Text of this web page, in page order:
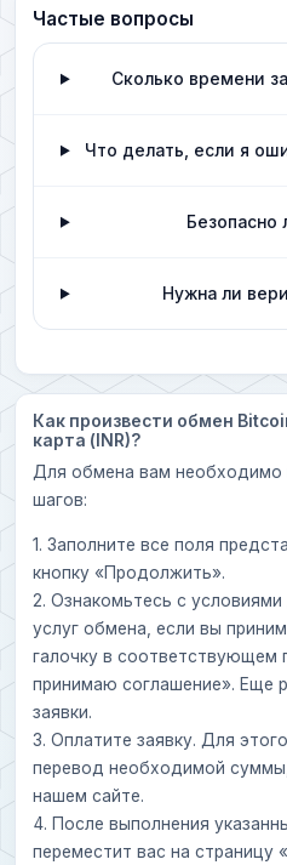
Частые вопросы
Сколько времени
Что делать, если я
Безопасно
Нужна ли
Как произвести обмен
карта (INR)?
Для обмена вам необходимо
шагов:
1. Заполните все поля
кнопку «Продолжить».
2. Ознакомьтесь с
услуг обмена, если вы
галочку в соответствующем
принимаю соглашение». Еще
заявки.
3. Оплатите заявку. Для
перевод необходимой
нашем сайте.
4. После выполнения
переместит вас на страницу